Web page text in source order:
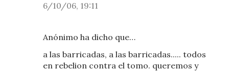
6/10/06, 19:11
Anónimo ha dicho que…
a las barricadas, a las barricadas..... todos
en rebelion contra el tomo. queremos y